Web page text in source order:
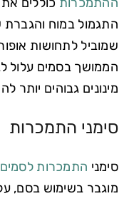
התגמול במוח והגברת
שמוביל לתחושות
הממושך בסמים עלול
מינונים גבוהים יותר
סימני התמכרות
סימני התמכרות לסמים
מוגבר בשימוש בסם,